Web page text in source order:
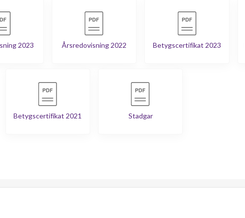
2023 Årsredovisning 2022 Betygscertifikat 2023
Betygscertifikat 2021 Stadgar